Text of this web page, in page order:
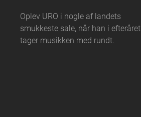
Oplev URO i nogle af landets
smukkeste sale, når han i efteråret
tager musikken med rundt.